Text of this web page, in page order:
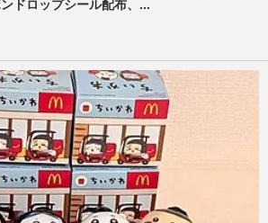
ドロップシール配布、...